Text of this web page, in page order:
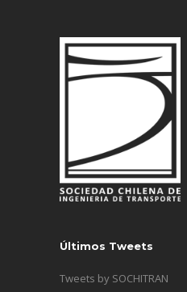
Últimos Tweets
Tweets by SOCHITRAN